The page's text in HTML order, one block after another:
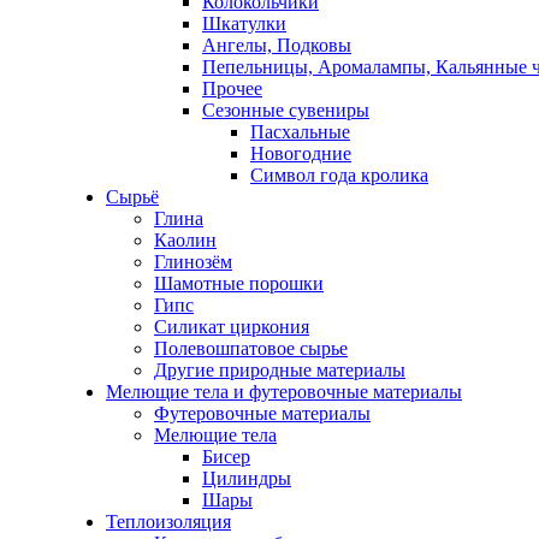
Шкатулки
Ангелы, Подковы
Пепельницы, Аромалампы, Кальянные
Прочее
Сезонные сувениры
Пасхальные
Новогодние
Символ года кролика
Сырьё
Глина
Каолин
Глинозём
Шамотные порошки
Гипс
Силикат циркония
Полевошпатовое сырье
Другие природные материалы
Мелющие тела и футеровочные материалы
Футеровочные материалы
Мелющие тела
Бисер
Цилиндры
Шары
Теплоизоляция